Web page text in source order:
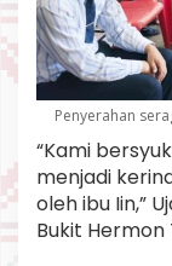
Penyerahan
“Kami
menjadi
oleh ibu Iin,”
Bukit Hermon